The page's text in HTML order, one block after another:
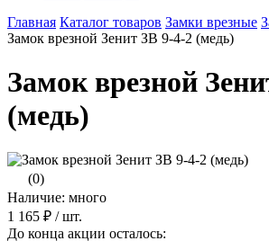
Главная Каталог товаров Замки врезные
Замок врезной Зенит ЗВ 9-4-2 (медь)
Замок врезной
(медь)
(0)
Наличие: много
1 165 ₽ / шт.
До конца акции осталось: